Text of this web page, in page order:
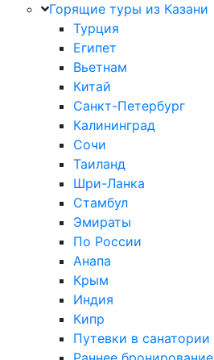
Горящие туры из Казани
Турция
Египет
Вьетнам
Китай
Санкт-Петербург
Калининград
Сочи
Таиланд
Шри-Ланка
Стамбул
Эмираты
По России
Анапа
Крым
Индия
Кипр
Путевки в санатории